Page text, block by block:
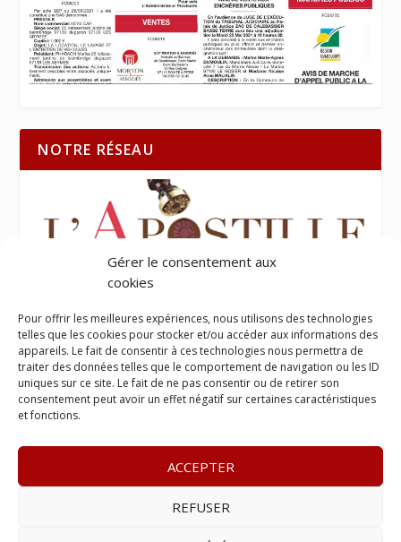
Gérer le consentement aux
cookies
Pour offrir les meilleures expériences, nous utilisons des technologies
telles que les cookies pour stocker et/ou accéder aux informations des
appareils. Le fait de consentir à ces technologies nous permettra de
traiter des données telles que le comportement de navigation ou les ID
uniques sur ce site. Le fait de ne pas consentir ou de retirer son
consentement peut avoir un effet négatif sur certaines caractéristiques
et fonctions.
ACCEPTER
REFUSER
NOTRE RÉSEAU
– www.lelegis.fr –Zone Franche Cité Dillon